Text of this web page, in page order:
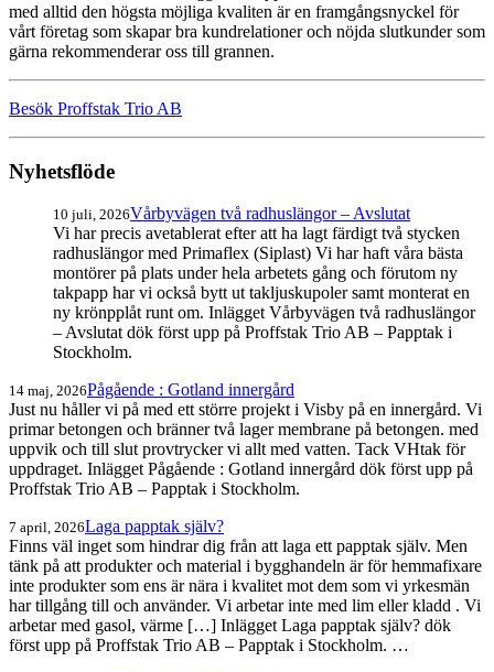
med alltid den högsta möjliga kvaliten är en framgångsnyckel för
vårt företag som skapar bra kundrelationer och nöjda slutkunder som
gärna rekommenderar oss till grannen.
Besök Proffstak Trio AB
Nyhetsflöde
10 juli, 2026Vårbyvägen två radhuslängor – Avslutat
Vi har precis avetablerat efter att ha lagt färdigt två stycken
radhuslängor med Primaflex (Siplast) Vi har haft våra bästa
montörer på plats under hela arbetets gång och förutom ny
takpapp har vi också bytt ut takljuskupoler samt monterat en
ny krönpplåt runt om. Inlägget Vårbyvägen två radhuslängor
– Avslutat dök först upp på Proffstak Trio AB – Papptak i
Stockholm.
14 maj, 2026Pågående : Gotland innergård
Just nu håller vi på med ett större projekt i Visby på en innergård. Vi
primar betongen och bränner två lager membrane på betongen. med
uppvik och till slut provtrycker vi allt med vatten. Tack VHtak för
uppdraget. Inlägget Pågående : Gotland innergård dök först upp på
Proffstak Trio AB – Papptak i Stockholm.
7 april, 2026Laga papptak själv?
Finns väl inget som hindrar dig från att laga ett papptak själv. Men
tänk på att produkter och material i bygghandeln är för hemmafixare
inte produkter som ens är nära i kvalitet mot dem som vi yrkesmän
har tillgång till och använder. Vi arbetar inte med lim eller kladd . Vi
arbetar med gasol, värme […] Inlägget Laga papptak själv? dök
först upp på Proffstak Trio AB – Papptak i Stockholm. …